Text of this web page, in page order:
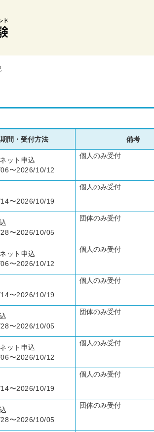
間・受付方法 備考
ット申込
〜2026/10/12
個人のみ受付
〜2026/10/19
個人のみ受付
〜2026/10/05
団体のみ受付
ット申込
〜2026/10/12
個人のみ受付
〜2026/10/19
個人のみ受付
〜2026/10/05
団体のみ受付
ット申込
〜2026/10/12
個人のみ受付
〜2026/10/19
個人のみ受付
〜2026/10/05
団体のみ受付